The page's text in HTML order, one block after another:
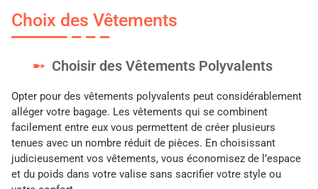
Choix des Vêtements
Choisir des Vêtements Polyvalents
Opter pour des vêtements polyvalents peut considérablement
alléger votre bagage. Les vêtements qui se combinent
facilement entre eux vous permettent de créer plusieurs
tenues avec un nombre réduit de pièces. En choisissant
judicieusement vos vêtements, vous économisez de l’espace
et du poids dans votre valise sans sacrifier votre style ou